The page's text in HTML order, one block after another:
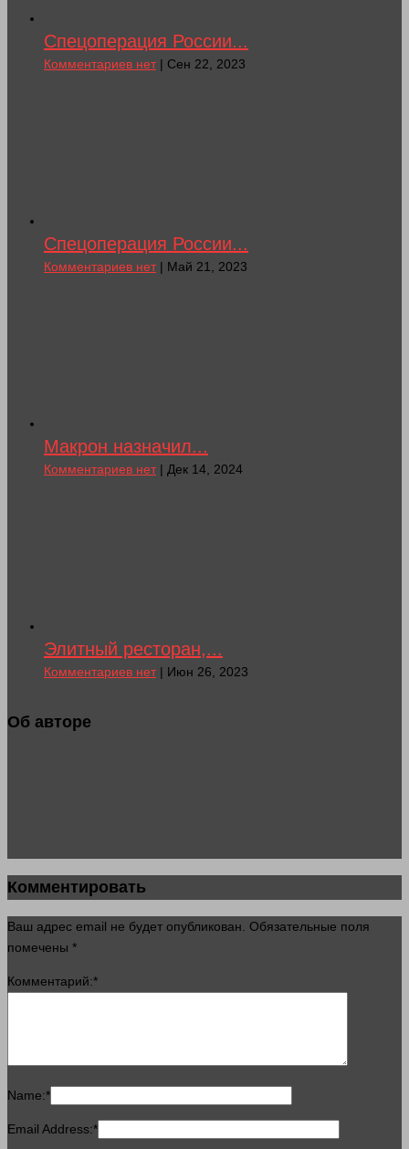
Спецоперация России...
Комментариев нет| Сен 22, 2023
Спецоперация России...
Комментариев нет| Май 21, 2023
Макрон назначил...
Комментариев нет| Дек 14, 2024
Элитный ресторан,...
Комментариев нет| Июн 26, 2023
Об авторе
Комментировать
Ваш адрес email не будет опубликован. Обязательные поля
помечены *
Комментарий:*
Name:*
Email Address:*